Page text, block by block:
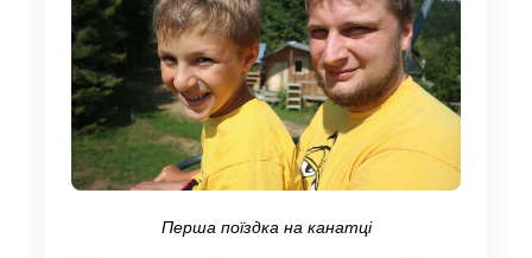
Перша поїздка на канатці